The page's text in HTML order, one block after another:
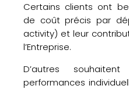
Certains clients ont
de coût précis par
activity) et leur
l’Entreprise.
D’autres
performances